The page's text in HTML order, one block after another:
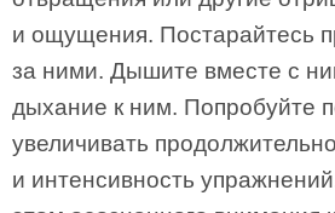
и ощущения. Постарайтесь
за ними. Дышите вместе с
дыхание к ним. Попробуйте
увеличивать
и интенсивность